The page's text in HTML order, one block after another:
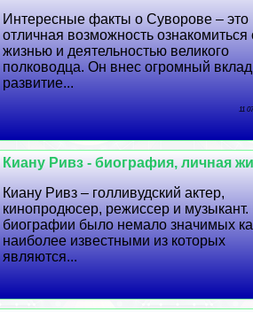
Интересные факты о Суворове – это
отличная возможность ознакомиться
жизнью и деятельностью великого
полководца. Он внес огромный
развитие...
11
Киану Ривз - биография, личная
Киану Ривз – голливудский актер,
кинопродюсер, режиссер и музыкант.
биографии было немало значимых
наиболее известными из которых
являются...